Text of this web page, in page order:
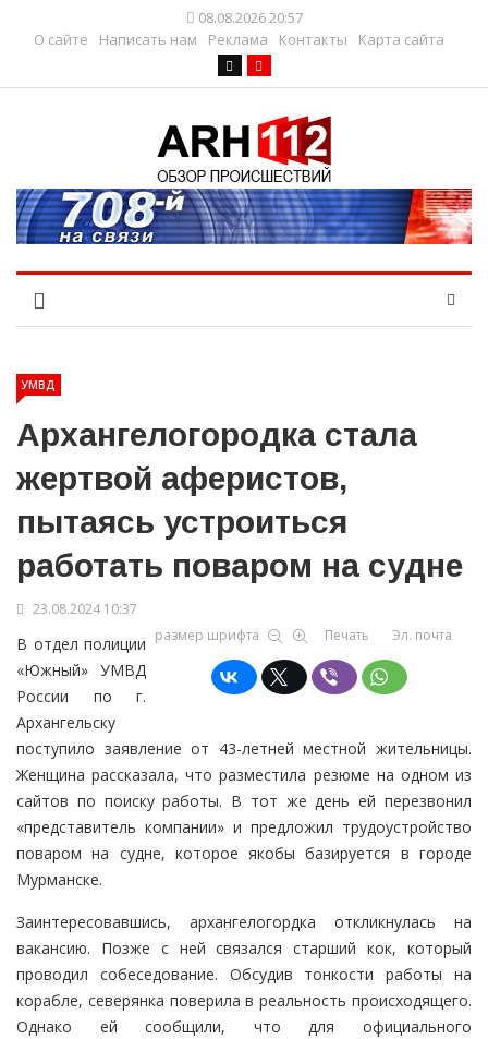
08.08.2026 20:57
О сайте
Написать нам Реклама Контакты Карта сайта
УМВД
Архангелогородка стала
жертвой аферистов,
пытаясь устроиться
работать поваром на судне
23.08.2024 10:37
размер шрифта
Печать Эл. почта
В отдел полиции
«Южный» УМВД
России по г.
Архангельску
поступило заявление от 43-летней местной жительницы.
Женщина рассказала, что разместила резюме на одном из
сайтов по поиску работы. В тот же день ей перезвонил
«представитель компании» и предложил трудоустройство
поваром на судне, которое якобы базируется в городе
Мурманске.
Заинтересовавшись, архангелогордка откликнулась на
вакансию. Позже с ней связался старший кок, который
проводил собеседование. Обсудив тонкости работы на
корабле, северянка поверила в реальность происходящего.
Однако ей сообщили, что для официального